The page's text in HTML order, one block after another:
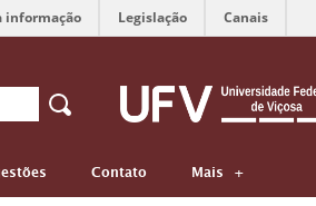
informação Legislação Canais
Contato Mais